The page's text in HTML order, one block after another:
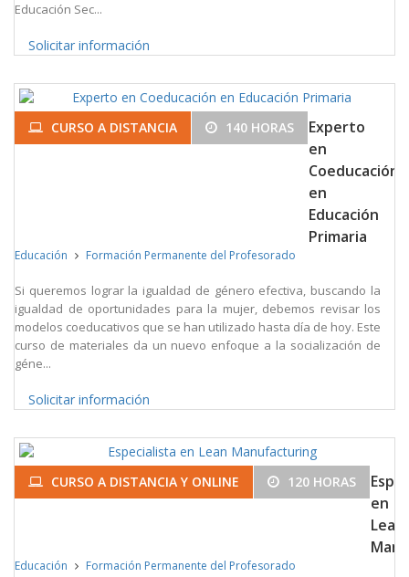
Educación Sec...
Solicitar información
CURSO A DISTANCIA 140 HORAS
Experto
en
Coeducación
en
Educación
Primaria
Educación Formación Permanente del Profesorado
Si queremos lograr la igualdad de género efectiva, buscando la
igualdad de oportunidades para la mujer, debemos revisar los
modelos coeducativos que se han utilizado hasta día de hoy. Este
curso de materiales da un nuevo enfoque a la socialización de
géne...
Solicitar información
CURSO A DISTANCIA Y ONLINE 120 HORAS
en
Lean
Educación Formación Permanente del Profesorado